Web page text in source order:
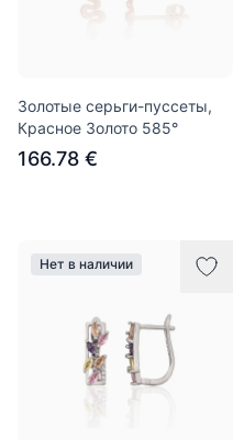
Золотые серьги-пуссеты,
Красное Золото 585°
166.78 €
Нет в наличии